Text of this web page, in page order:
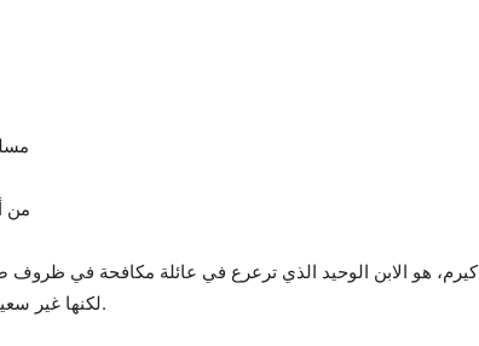
من
كيرم، هو الابن الوحيد الذي ترعرع في عائلة مكافحة في
لكنها غير سعيدة على الرغم من العالم الرائع الذي يعيش فيه.